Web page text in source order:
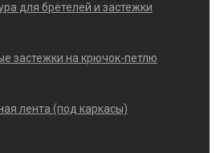
для бретелей и застежки
застежки на крючок-петлю
лента (под каркасы)